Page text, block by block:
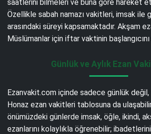
saatlerini bilmeleri ve buna göre hareket
Özellikle sabah namazı vakitleri, imsak ile
arasındaki süreyi kapsamaktadır. Akşam
Müslümanlar için iftar vaktinin
Günlük ve Aylık Ezan
Ezanvakit.com içinde sadece günlük değil,
Honaz ezan vakitleri tablosuna da
önümüzdeki günlerde imsak, öğle, ikindi,
ezanlarını kolaylıkla öğrenebilir;